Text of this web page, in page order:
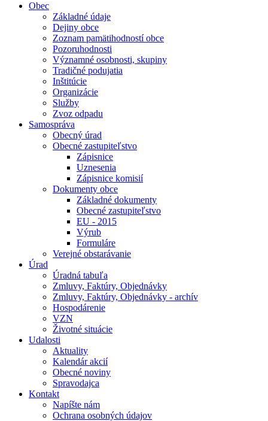
Obec
Základné údaje
Dejiny obce
Zoznam pamätihodností obce
Pozoruhodnosti
Významné osobnosti, skupiny
Tradičné podujatia
Inštitúcie
Organizácie
Služby
Zvoz odpadu
Samospráva
Obecný úrad
Obecné zastupiteľstvo
Zápisnice
Uznesenia
Zápisnice komisií
Dokumenty obce
Základné dokumenty
Obecné zastupiteľstvo
EU - 2015
Výrub
Formuláre
Verejné obstarávanie
Úrad
Úradná tabuľa
Zmluvy, Faktúry, Objednávky
Zmluvy, Faktúry, Objednávky - archív
Hospodárenie
VZN
Životné situácie
Udalosti
Aktuality
Kalendár akcií
Obecné noviny
Spravodajca
Kontakt
Napíšte nám
Ochrana osobných údajov